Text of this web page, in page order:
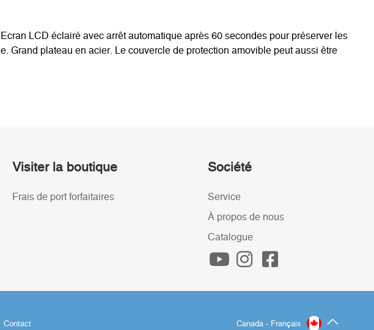
LCD éclairé avec arrêt automatique après 60 secondes pour préserver les
Grand plateau en acier. Le couvercle de protection amovible peut aussi être
Visiter la boutique
Frais de port forfaitaires
Société
Service
À propos de nous
Catalogue
Canada - Français
Contact